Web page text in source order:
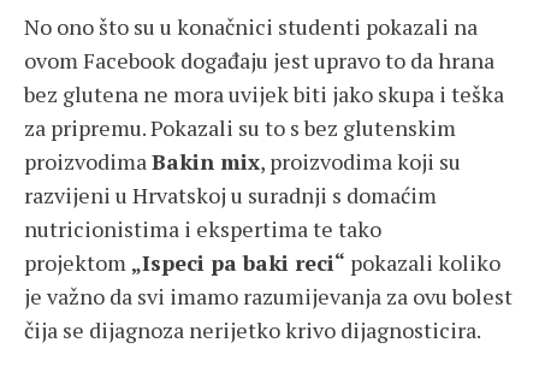
No ono što su u konačnici studenti pokazali na
ovom Facebook događaju jest upravo to da hrana
bez glutena ne mora uvijek biti jako skupa i teška
za pripremu. Pokazali su to s bez glutenskim
proizvodimaBakin mix, proizvodima koji su
razvijeni u Hrvatskoj u suradnji s domaćim
nutricionistima i ekspertima te tako
projektom „Ispeci pa baki reci“ pokazali koliko
je važno da svi imamo razumijevanja za ovu bolest
čija se dijagnoza nerijetko krivo dijagnosticira.